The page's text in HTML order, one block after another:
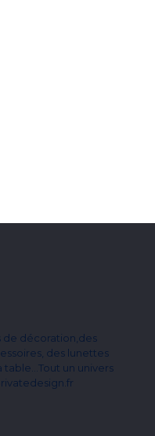
de décoration,des
des lunettes
un univers